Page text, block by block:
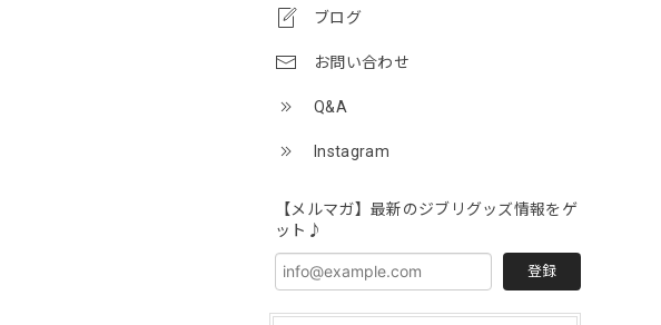
ブログ
お問い合わせ
Q&A
Instagram
【メルマガ】最新のジブリグッズ情報をゲ
ット♪
登録